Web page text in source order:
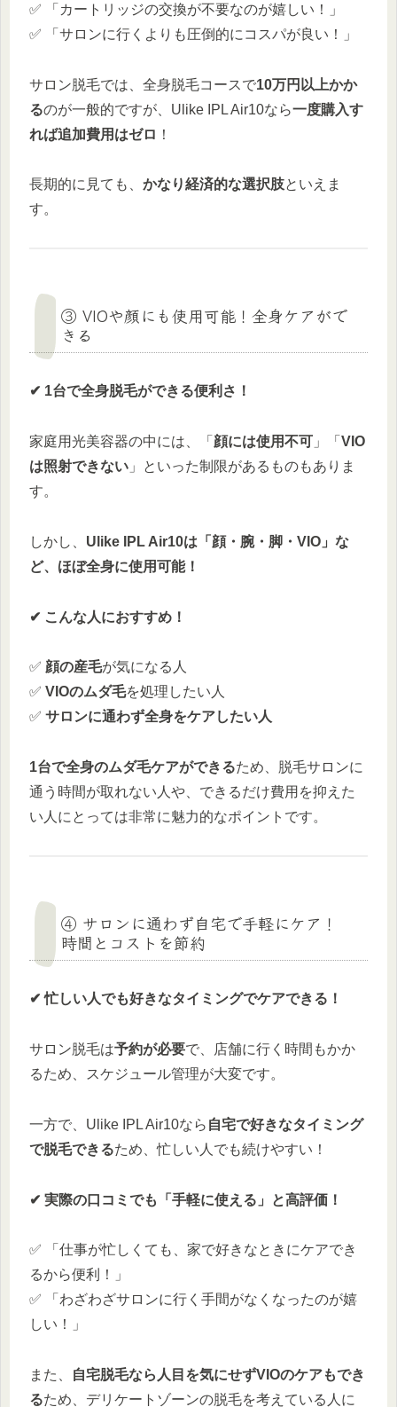
✅ 「カートリッジの交換が不要なのが嬉しい！」
✅ 「サロンに行くよりも圧倒的にコスパが良い！」
サロン脱毛では、全身脱毛コースで10万円以上かか
るのが一般的ですが、Ulike IPL Air10なら一度購入す
れば追加費用はゼロ ！
長期的に見ても、 かなり経済的な選択肢といえま
す。
③ VIOや顔にも使用可能！全身ケアがで
きる
✔ 1台で全身脱毛ができる便利さ！
家庭用光美容器の中には、「 顔には使用不可 」「 VIO
は照射できない 」といった制限があるものもありま
す。
しかし、 Ulike IPL Air10は「顔・腕・脚・VIO」な
ど、ほぼ全身に使用可能！
✔ こんな人におすすめ！
✅ 顔の産毛が気になる人
✅ VIOのムダ毛を処理したい人
✅ サロンに通わず全身をケアしたい人
1台で全身のムダ毛ケアができるため、脱毛サロンに
通う時間が取れない人や、できるだけ費用を抑えた
い人にとっては非常に魅力的なポイントです。
④ サロンに通わず自宅で手軽にケア！
時間とコストを節約
✔ 忙しい人でも好きなタイミングでケアできる！
サロン脱毛は予約が必要で、店舗に行く時間もかか
るため、スケジュール管理が大変です。
一方で、Ulike IPL Air10なら 自宅で好きなタイミング
で脱毛できるため、忙しい人でも続けやすい！
✔ 実際の口コミでも「手軽に使える」と高評価！
✅ 「仕事が忙しくても、家で好きなときにケアでき
るから便利！」
✅ 「わざわざサロンに行く手間がなくなったのが嬉
しい！」
また、
自宅脱毛なら人目を気にせずVIOのケアもでき
るため、デリケートゾーンの脱毛を考えている人に